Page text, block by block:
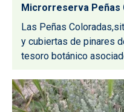
Microrreserva Peñas
Las Peñas
y cubiertas de pinares
tesoro botánico